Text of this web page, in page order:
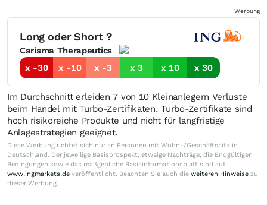
Werbung
Long oder Short ?
Carisma Therapeutics
x -30
x -10 x -3 x 3 x 10 x 30
Im Durchschnitt erleiden 7 von 10 Kleinanlegern Verluste
beim Handel mit Turbo-Zertifikaten. Turbo-Zertifikate sind
hoch risikoreiche Produkte und nicht für langfristige
Anlagestrategien geeignet.
Diese Werbung richtet sich nur an Personen mit Wohn-/Geschäftssitz in
Deutschland. Der jeweilige Basisprospekt, etwaige Nachträge, die Endgültigen
Bedingungen sowie das maßgebliche Basisinformationsblatt sind auf
www.ingmarkets.de veröffentlicht. Beachten Sie auch die weiteren Hinweise zu
dieser Werbung.